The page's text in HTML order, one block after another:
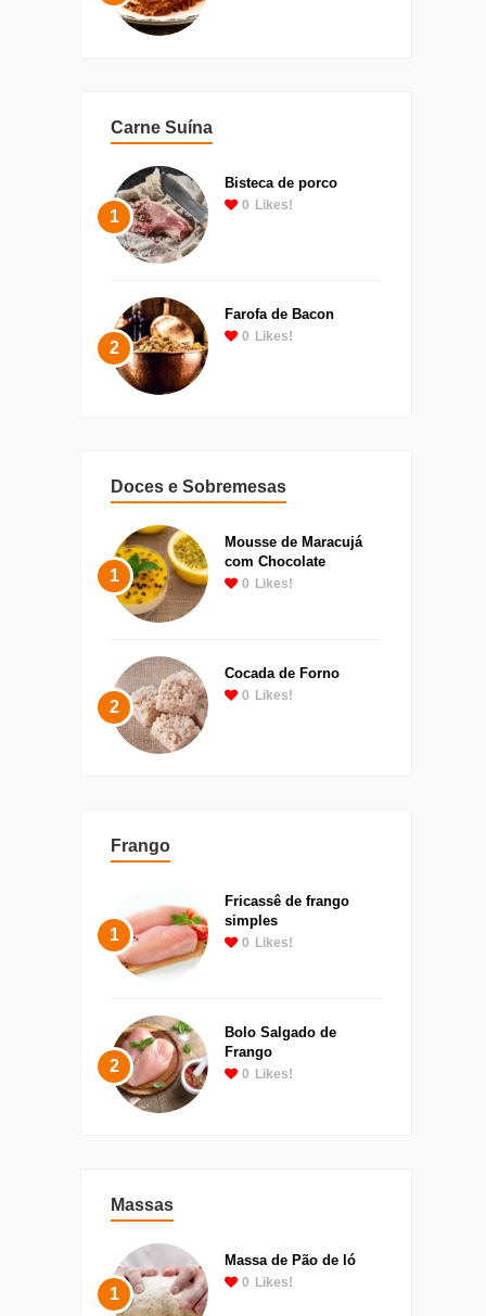
Carne Suína
1
Bisteca de porco
0 Likes!
2
Farofa de Bacon
0 Likes!
Doces e Sobremesas
1
Mousse de Maracujá
com Chocolate
0 Likes!
2
Cocada de Forno
0 Likes!
Frango
1
Fricassê de frango
simples
0 Likes!
2
Bolo Salgado de
Frango
0 Likes!
Massas
1
Massa de Pão de ló
0 Likes!